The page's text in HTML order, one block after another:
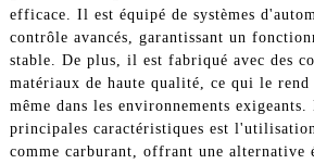
efficace. Il est équipé de systèmes
contrôle avancés, garantissant un
stable. De plus, il est fabriqué avec des
matériaux de haute qualité, ce qui le rend
même dans les environnements exigeants.
principales caractéristiques est
comme carburant, offrant une alternative